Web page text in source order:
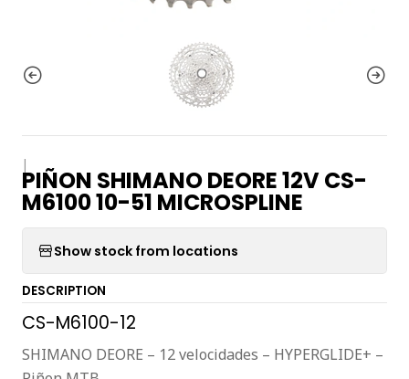
|
PIÑON SHIMANO DEORE 12V CS-
M6100 10-51 MICROSPLINE
Show stock from locations
DESCRIPTION
CS-M6100-12
SHIMANO DEORE – 12 velocidades – HYPERGLIDE+ –